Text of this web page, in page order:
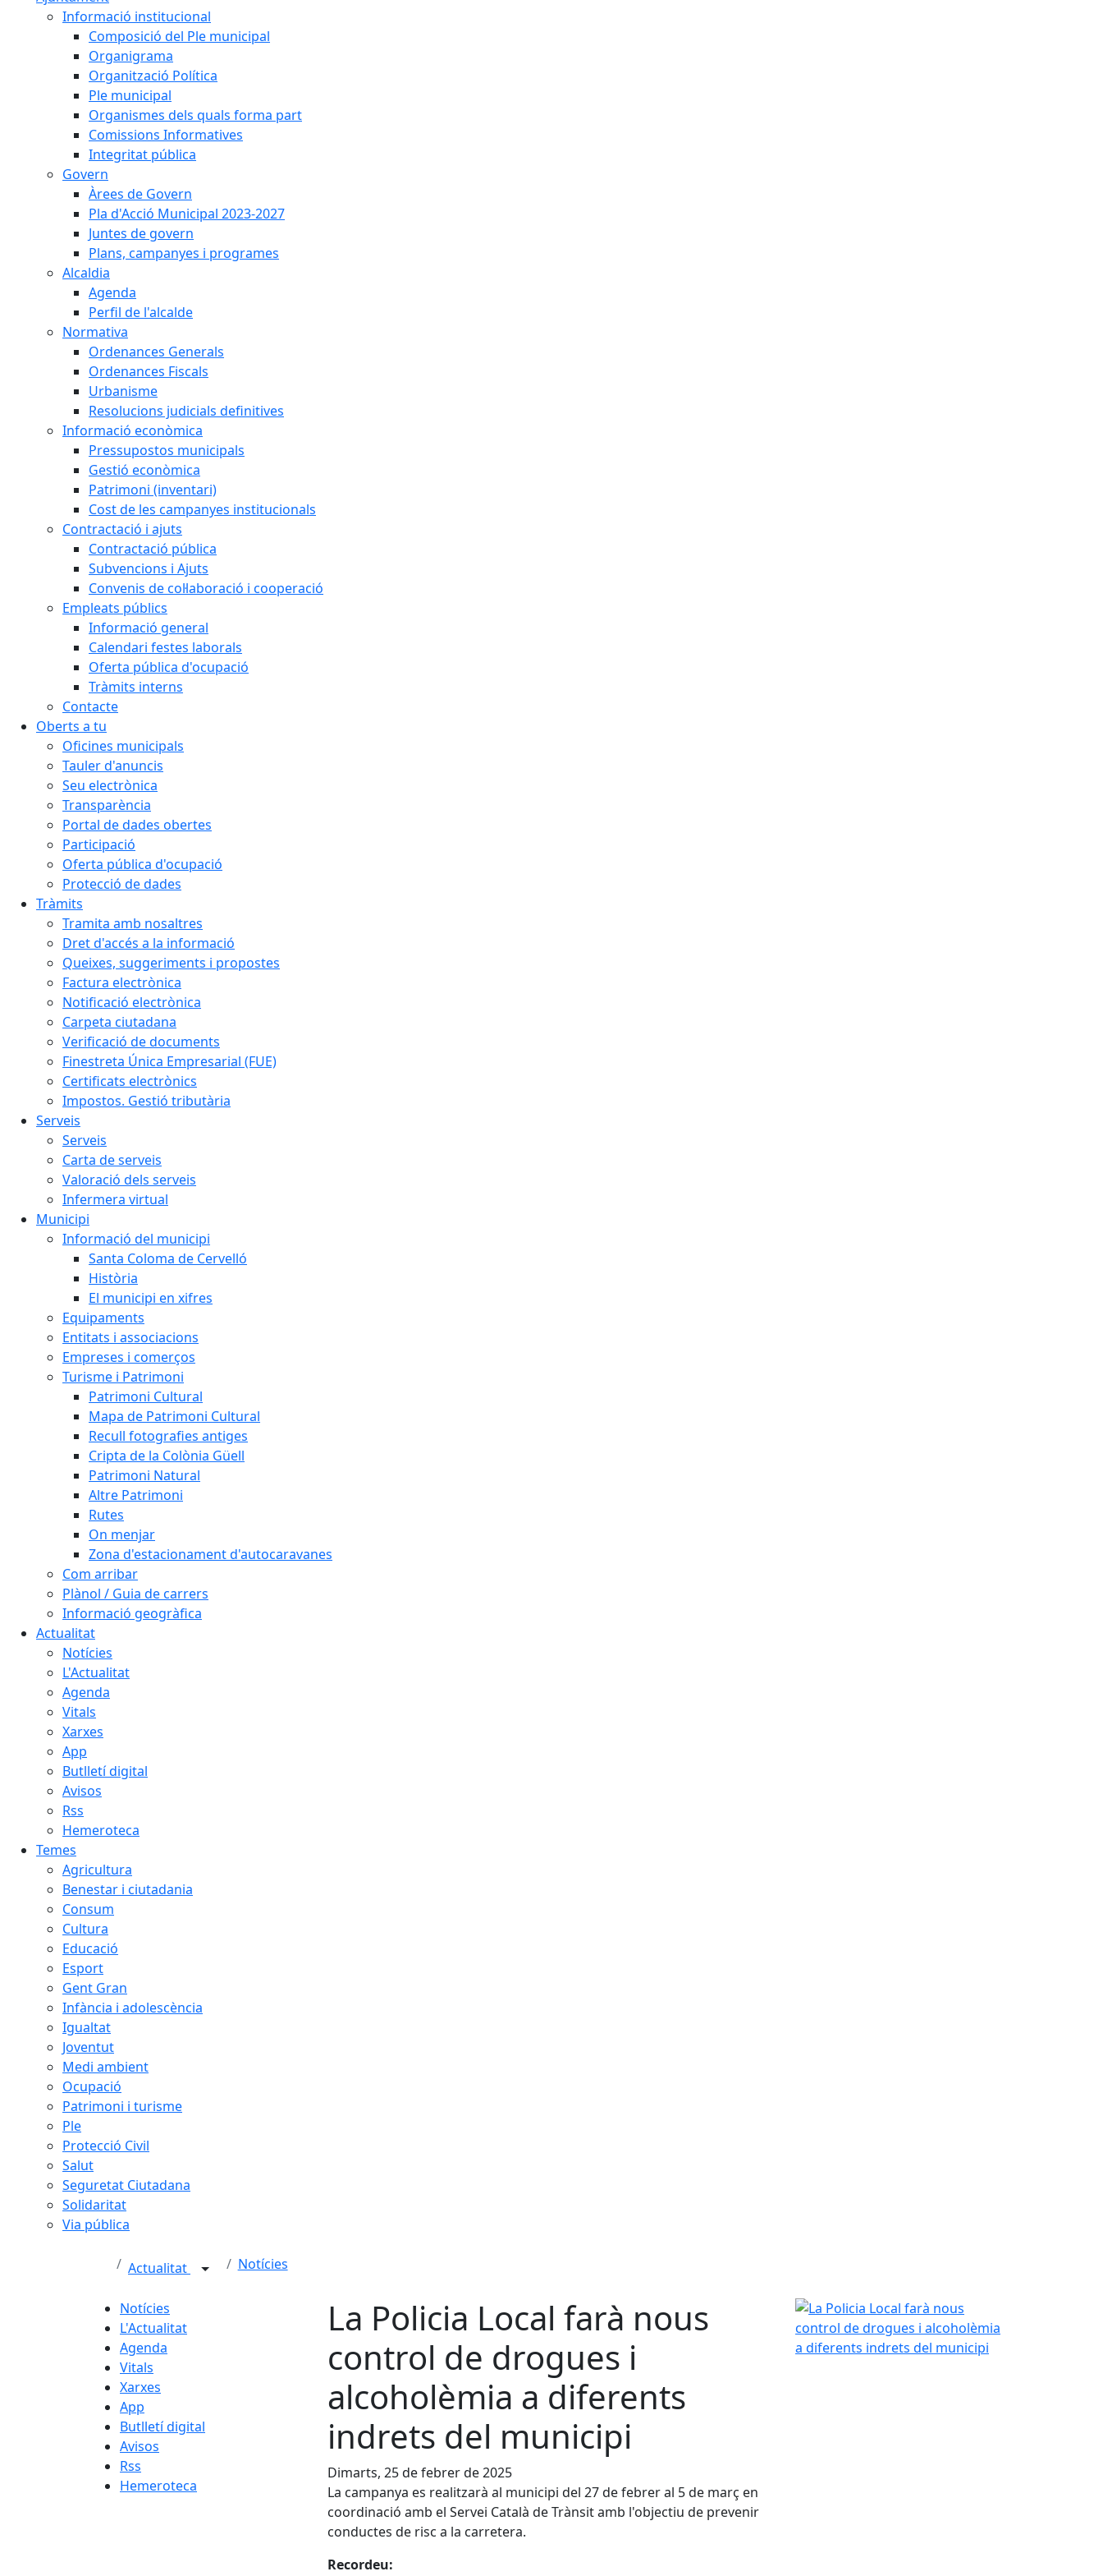
Informació institucional
Composició del Ple municipal
Organigrama
Organització Política
Ple municipal
Organismes dels quals forma part
Comissions Informatives
Integritat pública
Govern
Àrees de Govern
Pla d'Acció Municipal 2023-2027
Juntes de govern
Plans, campanyes i programes
Alcaldia
Agenda
Perfil de l'alcalde
Normativa
Ordenances Generals
Ordenances Fiscals
Urbanisme
Resolucions judicials definitives
Informació econòmica
Pressupostos municipals
Gestió econòmica
Patrimoni (inventari)
Cost de les campanyes institucionals
Contractació i ajuts
Contractació pública
Subvencions i Ajuts
Convenis de col·laboració i cooperació
Empleats públics
Informació general
Calendari festes laborals
Oferta pública d'ocupació
Tràmits interns
Contacte
Oberts a tu
Oficines municipals
Tauler d'anuncis
Seu electrònica
Transparència
Portal de dades obertes
Participació
Oferta pública d'ocupació
Protecció de dades
Tràmits
Tramita amb nosaltres
Dret d'accés a la informació
Queixes, suggeriments i propostes
Factura electrònica
Notificació electrònica
Carpeta ciutadana
Verificació de documents
Finestreta Única Empresarial (FUE)
Certificats electrònics
Impostos. Gestió tributària
Serveis
Serveis
Carta de serveis
Valoració dels serveis
Infermera virtual
Municipi
Informació del municipi
Santa Coloma de Cervelló
Història
El municipi en xifres
Equipaments
Entitats i associacions
Empreses i comerços
Turisme i Patrimoni
Patrimoni Cultural
Mapa de Patrimoni Cultural
Recull fotografies antiges
Cripta de la Colònia Güell
Patrimoni Natural
Altre Patrimoni
Rutes
On menjar
Zona d'estacionament d'autocaravanes
Com arribar
Plànol / Guia de carrers
Informació geogràfica
Actualitat
Notícies
L'Actualitat
Agenda
Vitals
Xarxes
App
Butlletí digital
Avisos
Rss
Hemeroteca
Temes
Agricultura
Benestar i ciutadania
Consum
Cultura
Educació
Esport
Gent Gran
Infància i adolescència
Igualtat
Joventut
Medi ambient
Ocupació
Patrimoni i turisme
Ple
Protecció Civil
Salut
Seguretat Ciutadana
Solidaritat
Via pública
Actualitat Notícies
Notícies
L'Actualitat
Agenda
Vitals
Xarxes
App
Butlletí digital
Avisos
Rss
Hemeroteca
La Policia Local farà nous
control de drogues i
alcoholèmia a diferents
indrets del municipi
Dimarts, 25 de febrer de 2025
La campanya es realitzarà al municipi del 27 de febrer al 5 de març en
coordinació amb el Servei Català de Trànsit amb l'objectiu de prevenir
conductes de risc a la carretera.
Recordeu:
La Policia Local farà nous control de drogues i